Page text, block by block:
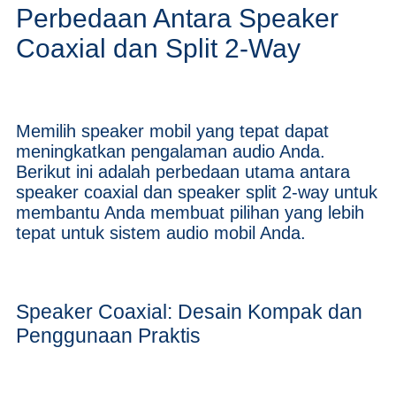
Perbedaan Antara Speaker
Coaxial dan Split 2-Way
Memilih speaker mobil yang tepat dapat
meningkatkan pengalaman audio Anda.
Berikut ini adalah perbedaan utama antara
speaker coaxial dan speaker split 2-way untuk
membantu Anda membuat pilihan yang lebih
tepat untuk sistem audio mobil Anda.
Speaker Coaxial: Desain Kompak dan
Penggunaan Praktis